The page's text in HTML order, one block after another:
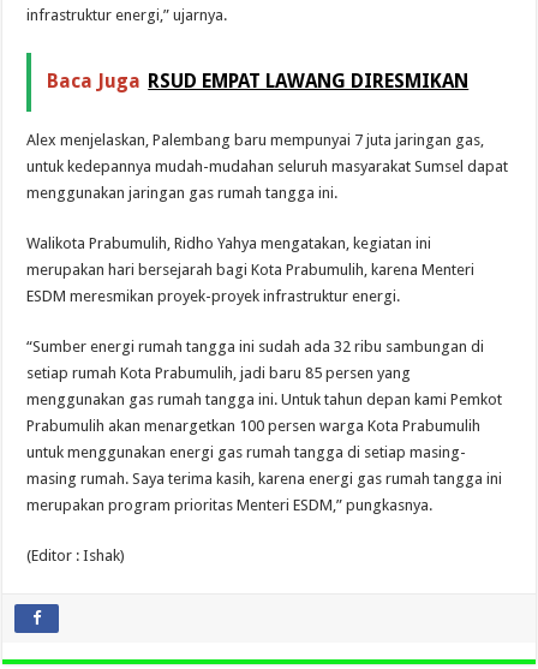
infrastruktur energi,” ujarnya.
Baca Juga RSUD EMPAT LAWANG DIRESMIKAN
Alex menjelaskan, Palembang baru mempunyai 7 juta jaringan gas,
untuk kedepannya mudah-mudahan seluruh masyarakat Sumsel dapat
menggunakan jaringan gas rumah tangga ini.
Walikota Prabumulih, Ridho Yahya mengatakan, kegiatan ini
merupakan hari bersejarah bagi Kota Prabumulih, karena Menteri
ESDM meresmikan proyek-proyek infrastruktur energi.
“Sumber energi rumah tangga ini sudah ada 32 ribu sambungan di
setiap rumah Kota Prabumulih, jadi baru 85 persen yang
menggunakan gas rumah tangga ini. Untuk tahun depan kami Pemkot
Prabumulih akan menargetkan 100 persen warga Kota Prabumulih
untuk menggunakan energi gas rumah tangga di setiap masing-
masing rumah. Saya terima kasih, karena energi gas rumah tangga ini
merupakan program prioritas Menteri ESDM,” pungkasnya.
(Editor : Ishak)